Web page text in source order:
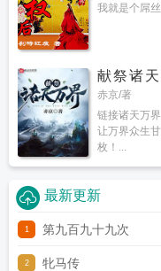
我就是个屌
献祭诸
赤京/著
链接诸天万
让万界众生
枚！...
最新更新
1 第九百九十九次
2 牝马传